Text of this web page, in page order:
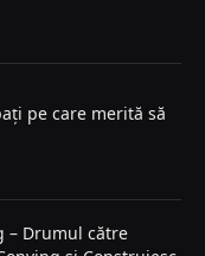
pe care merită să
– Drumul către